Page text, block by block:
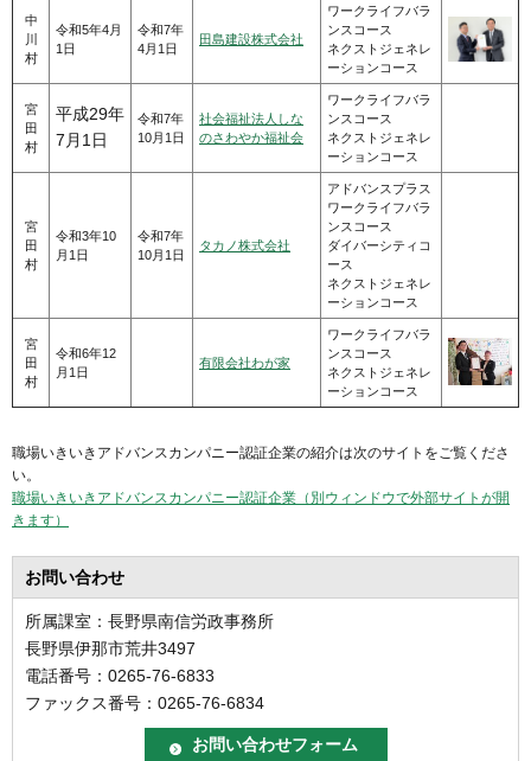
中
川
村
令和5年4月
1日
令和7年
4月1日
田島建設株式会社
ワークライフバラ
ンスコース
ネクストジェネレ
ーションコース
宮
田
村
平成29年
7月1日
令和7年
10月1日
社会福祉法人しな
のさわやか福祉会
ワークライフバラ
ンスコース
ネクストジェネレ
ーションコース
宮
田
村
令和3年10
月1日
令和7年
10月1日
タカノ株式会社
アドバンスプラス
ワークライフバラ
ンスコース
ダイバーシティコ
ース
ネクストジェネレ
ーションコース
宮
田
村
令和6年12
月1日
有限会社わが家
ワークライフバラ
ンスコース
ネクストジェネレ
ーションコース
職場いきいきアドバンスカンパニー認証企業の紹介は次のサイトをご覧くださ
い。
職場いきいきアドバンスカンパニー認証企業（別ウィンドウで外部サイトが開
きます）
お問い合わせ
所属課室：長野県南信労政事務所
長野県伊那市荒井3497
電話番号：0265-76-6833
ファックス番号：0265-76-6834